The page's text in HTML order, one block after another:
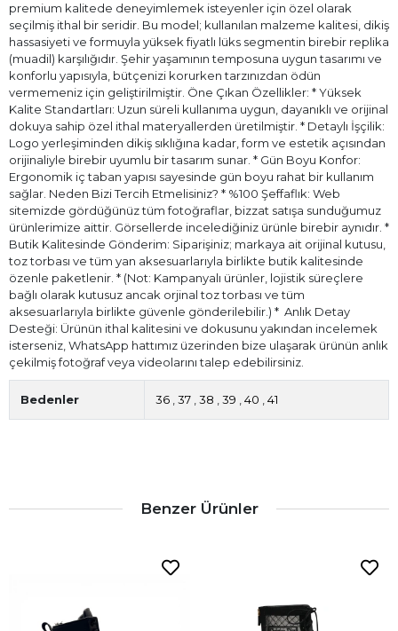
premium kalitede deneyimlemek isteyenler için özel olarak
seçilmiş ithal bir seridir. Bu model; kullanılan malzeme kalitesi, dikiş
hassasiyeti ve formuyla yüksek fiyatlı lüks segmentin birebir replika
(muadil) karşılığıdır. Şehir yaşamının temposuna uygun tasarımı ve
konforlu yapısıyla, bütçenizi korurken tarzınızdan ödün
vermemeniz için geliştirilmiştir. Öne Çıkan Özellikler: * Yüksek
Kalite Standartları: Uzun süreli kullanıma uygun, dayanıklı ve orijinal
dokuya sahip özel ithal materyallerden üretilmiştir. * Detaylı İşçilik:
Logo yerleşiminden dikiş sıklığına kadar, form ve estetik açısından
orijinaliyle birebir uyumlu bir tasarım sunar. * Gün Boyu Konfor:
Ergonomik iç taban yapısı sayesinde gün boyu rahat bir kullanım
sağlar. Neden Bizi Tercih Etmelisiniz? * %100 Şeffaflık: Web
sitemizde gördüğünüz tüm fotoğraflar, bizzat satışa sunduğumuz
ürünlerimize aittir. Görsellerde incelediğiniz ürünle birebir aynıdır. *
Butik Kalitesinde Gönderim: Siparişiniz; markaya ait orijinal kutusu,
toz torbası ve tüm yan aksesuarlarıyla birlikte butik kalitesinde
özenle paketlenir. * (Not: Kampanyalı ürünler, lojistik süreçlere
bağlı olarak kutusuz ancak orjinal toz torbası ve tüm
aksesuarlarıyla birlikte güvenle gönderilebilir.) * ⁠ Anlık Detay
Desteği: Ürünün ithal kalitesini ve dokusunu yakından incelemek
isterseniz, WhatsApp hattımız üzerinden bize ulaşarak ürünün anlık
çekilmiş fotoğraf veya videolarını talep edebilirsiniz.
Bedenler 36 37 38 39 40 41
Benzer Ürünler